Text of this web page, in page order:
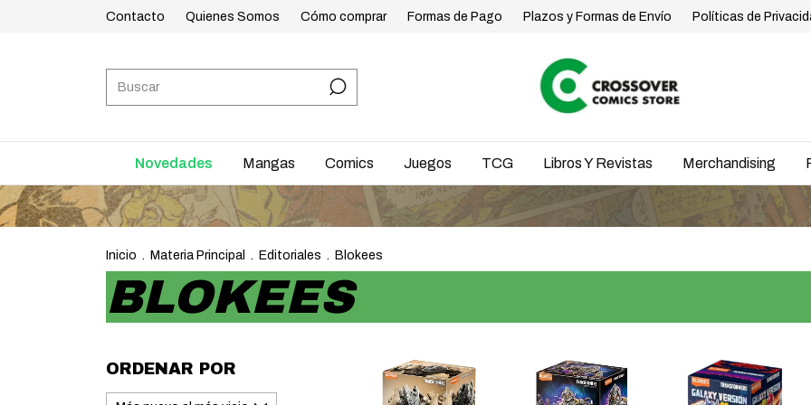
Contacto Quienes Somos Cómo comprar Formas de Pago Plazos y Formas de Envío Políticas de
Novedades Mangas Comics Juegos TCG Libros Y Revistas Merchandising
Inicio . Materia Principal . Editoriales . Blokees
BLOKEES
ORDENAR POR